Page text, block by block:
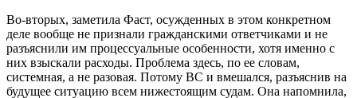
Во-вторых, заметила Фаст, осужденных в этом конкретном
деле вообще не признали гражданскими ответчиками и не
разъяснили им процессуальные особенности, хотя именно с
них взыскали расходы. Проблема здесь, по ее словам,
системная, а не разовая. Потому ВС и вмешался, разъяснив на
будущее ситуацию всем нижестоящим судам. Она напомнила,